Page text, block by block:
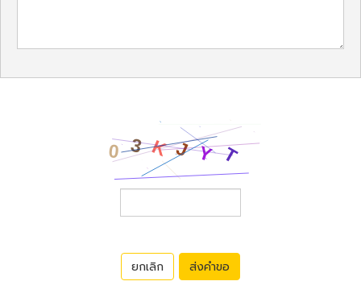
ยกเลิก ส่งคำขอ